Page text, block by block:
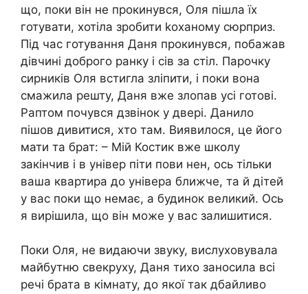
що, поки він не прокинувся, Оля пішла їх
готувати, хотіла зробити kоханому сюрприз.
Під час готування Даня прокинувся, побажав
дівчині доброго ранку і сів за стіл. Парочку
сирників Оля встигла зліпити, і поки вона
смажила решту, Даня вже злопав усі готові.
Раптом почувся дзвінок у двері. Данило
пішов дивитися, хто там. Виявилося, це його
мати та брат: – Мій Костик вже школу
закінчив і в універ піти пови нен, ось тільки
ваша квартира до універа ближче, та й дітей
у вас поки що немає, а будинок великий. Ось
я вирішила, що він може у вас залишитися.
Поки Оля, не видаючи звуку, вислуховувала
майбутню свекруху, Даня тихо заносила всі
речі брата в кімнату, до якої так дбайливо